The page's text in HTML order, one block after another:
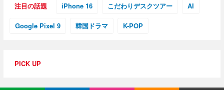
注目の話題 iPhone 16 こだわりデスクツアー AI
Google Pixel 9 韓国ドラマ K-POP
PICK UP